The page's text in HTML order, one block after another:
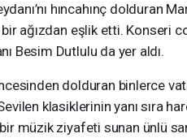
hıncahınç dolduran
bir ağızdan eşlik etti. Konseri
Besim Dutlulu da yer aldı.
dolduran binlerce
klasiklerinin yanı sıra
müzik ziyafeti sunan ünlü